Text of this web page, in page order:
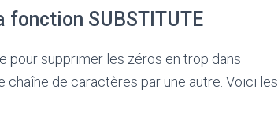
SUBSTITUTE
pour supprimer les zéros en trop dans
de caractères par une autre. Voici les